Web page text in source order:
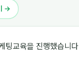
→
팅교육을 진행했습니다